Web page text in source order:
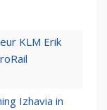
KLM Erik
Izhavia in